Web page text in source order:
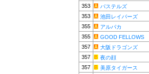
353
パステルズ
353
池田レイパーズ
355
アルパカ
355
GOOD FELLOWS
357
大阪ドラゴンズ
357
夜の顔
357
美原タイガース